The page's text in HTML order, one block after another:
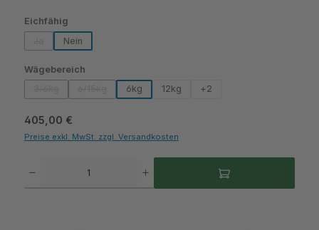
Eichfähigauswählen
(Diese Option ist zurzeit nicht verfügbar.)
Nein
Wägebereichauswählen
(Diese Option ist zurzeit nicht verfügbar.)
(Diese Option ist zurzeit nicht verfügbar.)
6kg 12kg +2
Regulärer Preis:
405,00 €
Preise exkl. MwSt. zzgl. Versandkosten